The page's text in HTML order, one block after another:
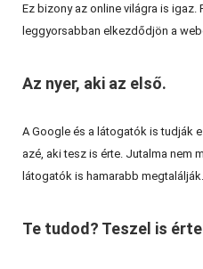
Ez bizony az online világra is igaz.
leggyorsabban elkezdődjön a
Az nyer, aki az első.
A Google és a látogatók is tudják
azé, aki tesz is érte. Jutalma nem
látogatók is hamarabb megtalálják.
Te tudod? Teszel is